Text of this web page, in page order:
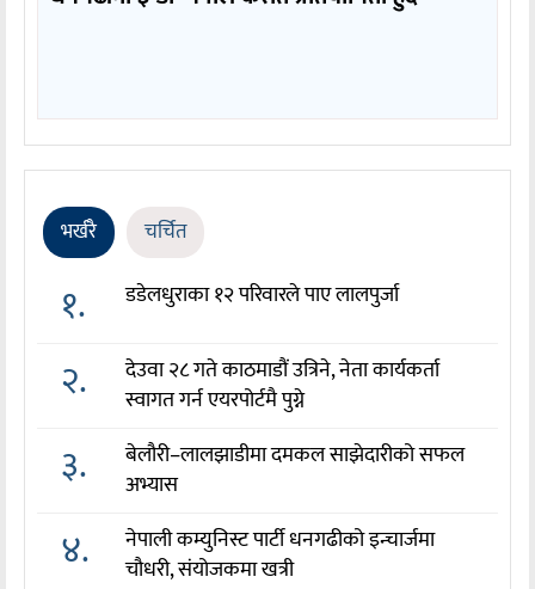
भर्खरै चर्चित
१. डडेलधुराका १२ परिवारले पाए लालपुर्जा
२.
देउवा २८ गते काठमाडौं उत्रिने, नेता कार्यकर्ता
स्वागत गर्न एयरपोर्टमै पुग्ने
३.
बेलौरी–लालझाडीमा दमकल साझेदारीको सफल
अभ्यास
४.
नेपाली कम्युनिस्ट पार्टी धनगढीको इन्चार्जमा
चौधरी, संयोजकमा खत्री